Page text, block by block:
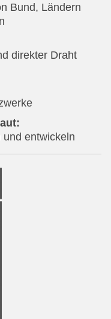
Bund, Ländern
direkter Draht
entwickeln